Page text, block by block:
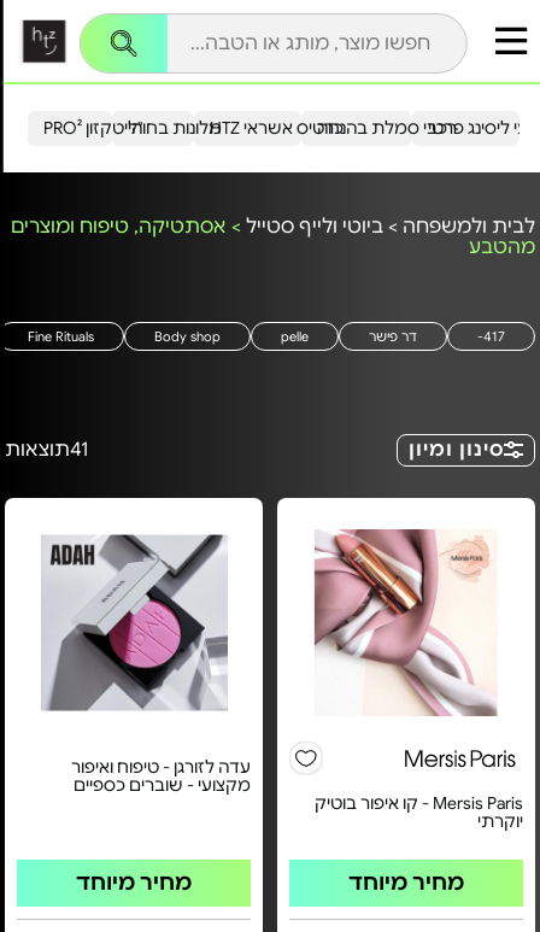
הייטקזון PRO²מלונות בחו"ל כרטיס אשראי HTZ ליסינג פרטירכבי סמלת בהנחה
לבית ולמשפחה > ביוטי ולייף סטייל > אסתטיקה, טיפוח ומוצרים
מהטבע
417- דר פישר pelle
Body shop
Fine Rituals
סינון ומיון 41תוצאות
Mersis Paris - קו איפור בוטיק
יוקרתי
מחיר מיוחד
עדה לזורגן - טיפוח ואיפור
מקצועי - שוברים כספיים
מחיר מיוחד